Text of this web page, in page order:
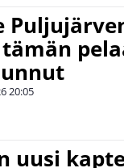
20:05
uusi